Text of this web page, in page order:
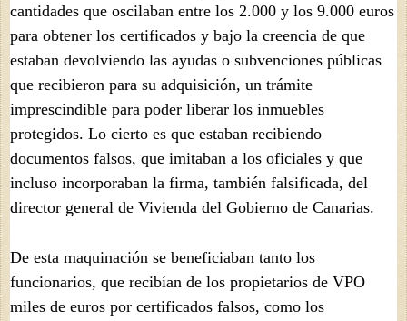
cantidades que oscilaban entre los 2.000 y los 9.000 euros
para obtener los certificados y bajo la creencia de que
estaban devolviendo las ayudas o subvenciones públicas
que recibieron para su adquisición, un trámite
imprescindible para poder liberar los inmuebles
protegidos. Lo cierto es que estaban recibiendo
documentos falsos, que imitaban a los oficiales y que
incluso incorporaban la firma, también falsificada, del
director general de Vivienda del Gobierno de Canarias.
De esta maquinación se beneficiaban tanto los
funcionarios, que recibían de los propietarios de VPO
miles de euros por certificados falsos, como los